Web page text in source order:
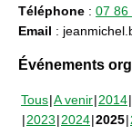
Téléphone : 07 86
Email :
Événements
Tous A venir 2014
2023 2024 2025